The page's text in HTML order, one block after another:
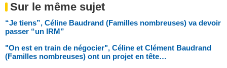
Sur le même sujet
“Je tiens”, Céline Baudrand (Familles nombreuses) va devoir
passer “un IRM”
"On est en train de négocier", Céline et Clément Baudrand
(Familles nombreuses) ont un projet en tête…